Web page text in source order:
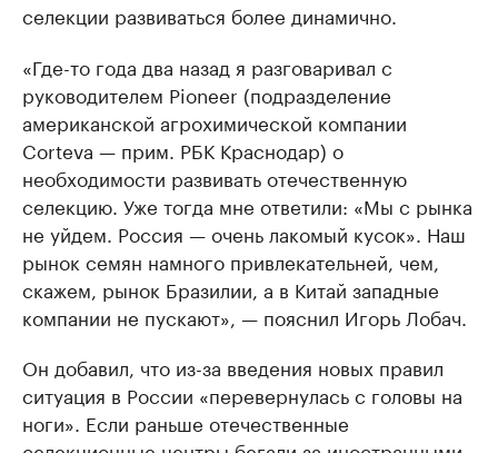
селекции развиваться более динамично.
«Где-то года два назад я разговаривал с
руководителем Pioneer (подразделение
американской агрохимической компании
Corteva — прим. РБК Краснодар) о
необходимости развивать отечественную
селекцию. Уже тогда мне ответили: «Мы с рынка
не уйдем. Россия — очень лакомый кусок». Наш
рынок семян намного привлекательней, чем,
скажем, рынок Бразилии, а в Китай западные
компании не пускают», — пояснил Игорь Лобач.
Он добавил, что из-за введения новых правил
ситуация в России «перевернулась с головы на
ноги». Если раньше отечественные